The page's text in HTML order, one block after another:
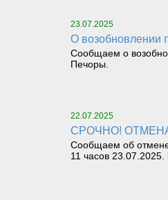
23.07.2025
О
Сообщаем о
Печоры.
22.07.2025
СРОЧНО!
Сообщаем об
11 часов